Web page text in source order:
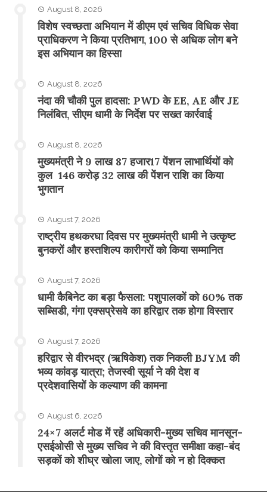
August 8, 2026
विशेष स्वच्छता अभियान में डीएम एवं सचिव विधिक सेवा
प्राधिकरण ने किया प्रतिभाग, 100 से अधिक लोग बने
इस अभियान का हिस्सा
August 8, 2026
नंदा की चौकी पुल हादसा: PWD के EE, AE और JE
निलंबित, सीएम धामी के निर्देश पर सख्त कार्रवाई
August 8, 2026
मुख्यमंत्री ने 9 लाख 87 हजार17 पेंशन लाभार्थियों को
कुल 146 करोड़ 32 लाख की पेंशन राशि का किया
भुगतान
August 7, 2026
राष्ट्रीय हथकरघा दिवस पर मुख्यमंत्री धामी ने उत्कृष्ट
बुनकरों और हस्तशिल्प कारीगरों को किया सम्मानित
August 7, 2026
​धामी कैबिनेट का बड़ा फैसला: पशुपालकों को 60% तक
सब्सिडी, गंगा एक्सप्रेसवे का हरिद्वार तक होगा विस्तार
August 7, 2026
​हरिद्वार से वीरभद्र (ऋषिकेश) तक निकली BJYM की
भव्य कांवड़ यात्रा; तेजस्वी सूर्या ने की देश व
प्रदेशवासियों के कल्याण की कामना
August 6, 2026
24×7 अलर्ट मोड में रहें अधिकारी-मुख्य सचिव मानसून-
एसईओसी से मुख्य सचिव ने की विस्तृत समीक्षा कहा-बंद
सड़कों को शीघ्र खोला जाए, लोगों को न हो दिक्कत